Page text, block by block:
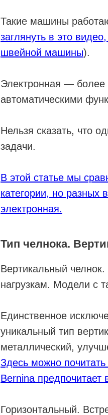
Такие машины
заглянуть в это
швейной машины).
Электронная — более
автоматическими
Нельзя сказать, что
задачи.
В этой статье мы
категории, но разных
электронная.
Тип челнока.
Вертикальный
нагрузкам. Модели с
Единственное
уникальный тип
металлический,
Здесь можно
Bernina предпочитает
Горизонтальный.